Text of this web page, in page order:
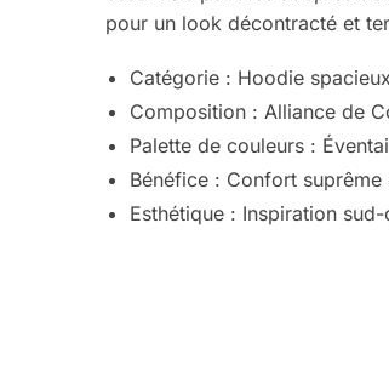
pour un look décontracté et
Catégorie : Hoodie spacieux
Composition : Alliance de
Palette de couleurs :
Bénéfice : Confort
Esthétique : Inspiration